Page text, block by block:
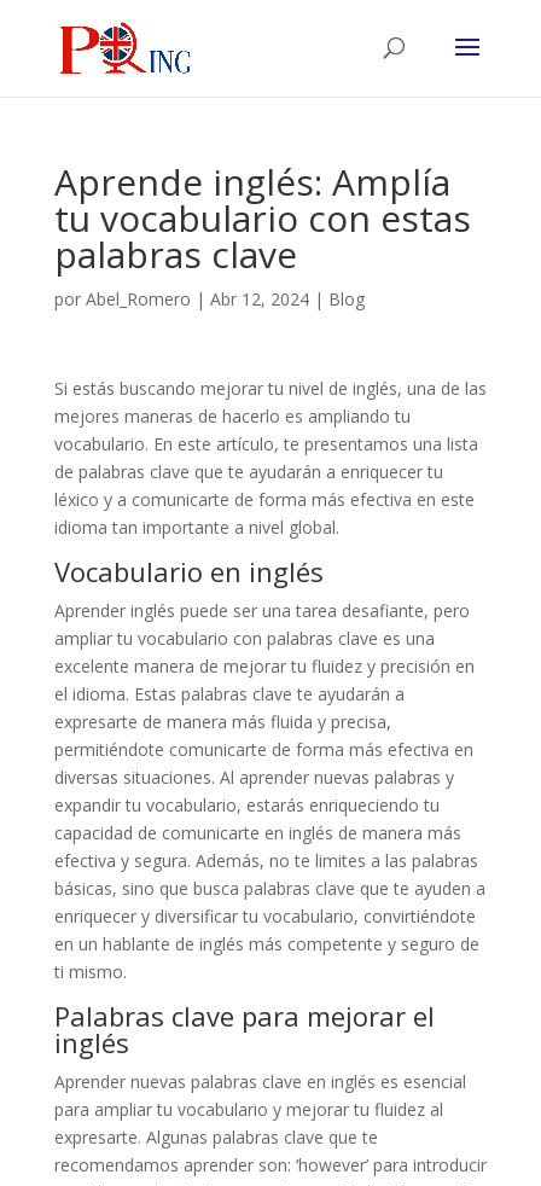
Aprende inglés: Amplía
tu vocabulario con estas
palabras clave
por Abel_Romero | Abr 12, 2024| Blog
Si estás buscando mejorar tu nivel de inglés, una de las
mejores maneras de hacerlo es ampliando tu
vocabulario. En este artículo, te presentamos una lista
de palabras clave que te ayudarán a enriquecer tu
léxico y a comunicarte de forma más efectiva en este
idioma tan importante a nivel global.
Vocabulario en inglés
Aprender inglés puede ser una tarea desafiante, pero
ampliar tu vocabulario con palabras clave es una
excelente manera de mejorar tu fluidez y precisión en
el idioma. Estas palabras clave te ayudarán a
expresarte de manera más fluida y precisa,
permitiéndote comunicarte de forma más efectiva en
diversas situaciones. Al aprender nuevas palabras y
expandir tu vocabulario, estarás enriqueciendo tu
capacidad de comunicarte en inglés de manera más
efectiva y segura. Además, no te limites a las palabras
básicas, sino que busca palabras clave que te ayuden a
enriquecer y diversificar tu vocabulario, convirtiéndote
en un hablante de inglés más competente y seguro de
ti mismo.
Palabras clave para mejorar el
inglés
Aprender nuevas palabras clave en inglés es esencial
para ampliar tu vocabulario y mejorar tu fluidez al
expresarte. Algunas palabras clave que te
recomendamos aprender son: ‘however’ para introducir